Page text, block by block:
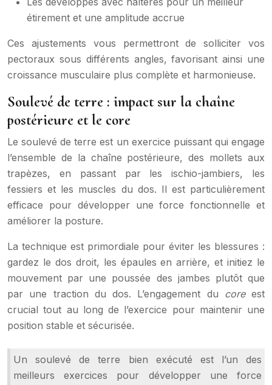
étirement et une amplitude accrue
Ces ajustements vous permettront de solliciter vos
pectoraux sous différents angles, favorisant ainsi une
croissance musculaire plus complète et harmonieuse.
Soulevé de terre : impact sur la chaîne
postérieure et le core
Le soulevé de terre est un exercice puissant qui engage
l’ensemble de la chaîne postérieure, des mollets aux
trapèzes, en passant par les ischio-jambiers, les
fessiers et les muscles du dos. Il est particulièrement
efficace pour développer une force fonctionnelle et
améliorer la posture.
La technique est primordiale pour éviter les blessures :
gardez le dos droit, les épaules en arrière, et initiez le
mouvement par une poussée des jambes plutôt que
par une traction du dos. L’engagement du core est
crucial tout au long de l’exercice pour maintenir une
position stable et sécurisée.
Un soulevé de terre bien exécuté est l’un des
meilleurs exercices pour développer une force